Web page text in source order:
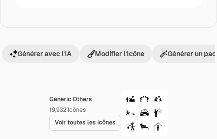
Generic Others
19,932 Icônes
Voir toutes les icônes
Générer avec l’IA Modifier l’icône Générer un